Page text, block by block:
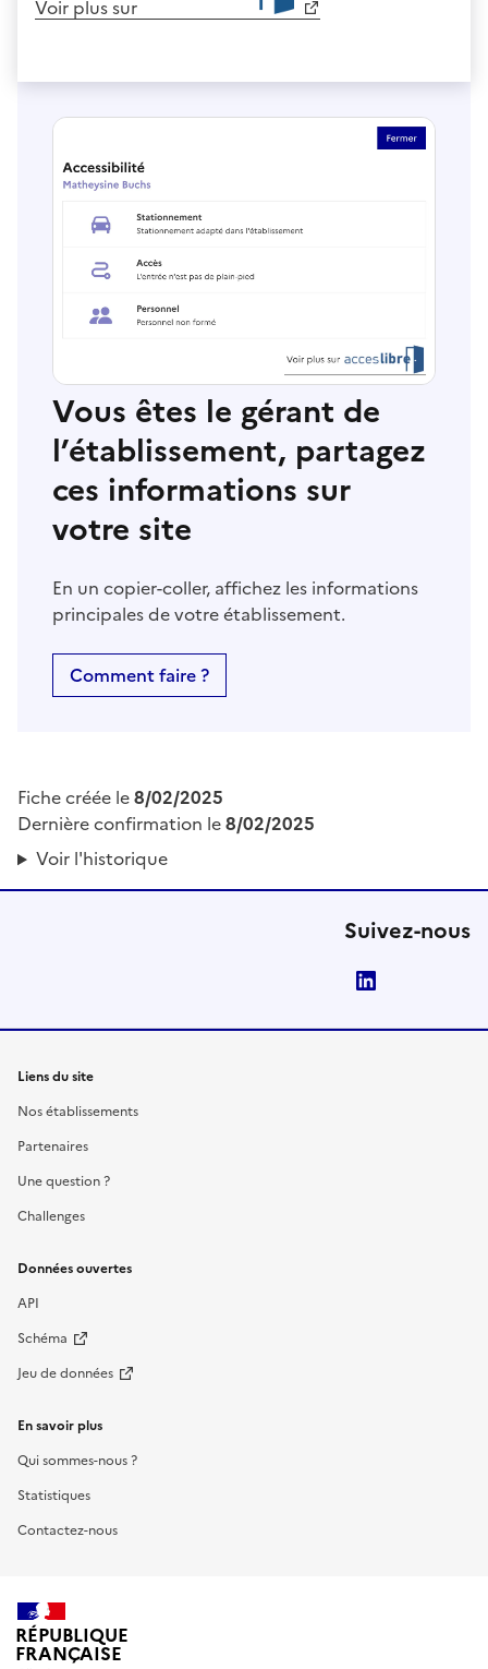
Voir plus sur
Vous êtes le gérant de
l’établissement, partagez
ces informations sur
votre site
En un copier-coller, affichez les informations
principales de votre établissement.
Comment faire ?
Fiche créée le8/02/2025
Dernière confirmation le8/02/2025
Voir l'historique
Suivez-nous
Liens du site
Nos établissements
Partenaires
Une question ?
Challenges
Données ouvertes
API
Schéma
Jeu de données
En savoir plus
Qui sommes-nous ?
Statistiques
Contactez-nous
RÉPUBLIQUE
FRANÇAISE